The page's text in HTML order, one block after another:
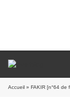
Accueil » FAKIR [n°64 de